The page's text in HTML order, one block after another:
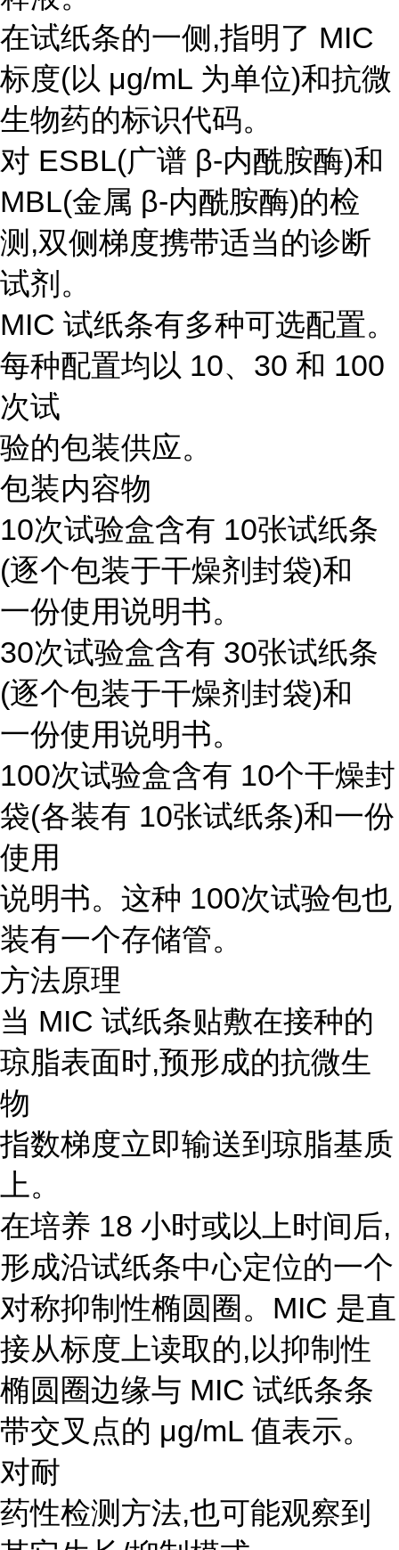
在试纸条的一侧,指明了 MIC
标度(以 μg/mL 为单位)和抗微
生物药的标识代码。
对 ESBL(广谱 β-内酰胺酶)和
MBL(金属 β-内酰胺酶)的检
测,双侧梯度携带适当的诊断
试剂。
MIC 试纸条有多种可选配置。
每种配置均以 10、30 和 100
次试
验的包装供应。
包装内容物
10次试验盒含有 10张试纸条
(逐个包装于干燥剂封袋)和
一份使用说明书。
30次试验盒含有 30张试纸条
(逐个包装于干燥剂封袋)和
一份使用说明书。
100次试验盒含有 10个干燥封
袋(各装有 10张试纸条)和一份
使用
说明书。这种 100次试验包也
装有一个存储管。
方法原理
当 MIC 试纸条贴敷在接种的
琼脂表面时,预形成的抗微生
物
指数梯度立即输送到琼脂基质
上。
在培养 18 小时或以上时间后,
形成沿试纸条中心定位的一个
对称抑制性椭圆圈。MIC 是直
接从标度上读取的,以抑制性
椭圆圈边缘与 MIC 试纸条条
带交叉点的 μg/mL 值表示。
对耐
药性检测方法,也可能观察到